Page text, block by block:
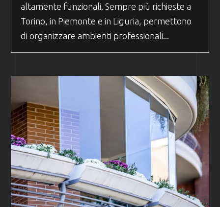
altamente funzionali. Sempre più richieste a
Torino, in Piemonte e in Liguria, permettono
di organizzare ambienti professionali...